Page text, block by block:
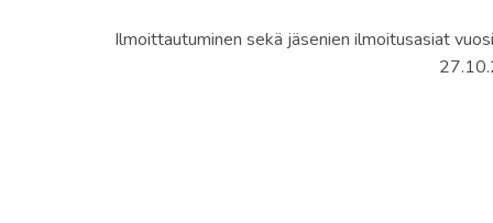
Ilmoittautuminen sekä jäsenien ilmoitusasiat